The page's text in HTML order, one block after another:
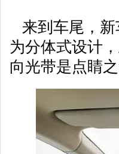
来到车尾，新
为分体式设计
向光带是点睛